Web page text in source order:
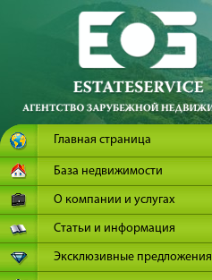
Главная страница
База недвижимости
О компании и услугах
Статьи и информация
Эксклюзивные предложения